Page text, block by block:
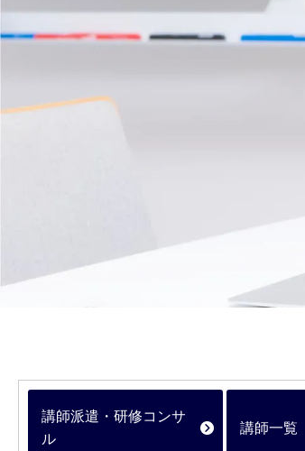
講師派遣・研修コンサ
ル
講師一覧